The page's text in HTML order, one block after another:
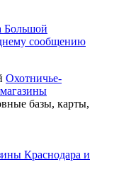
сообщению
Охотничье-
базы, карты,
Краснодара и